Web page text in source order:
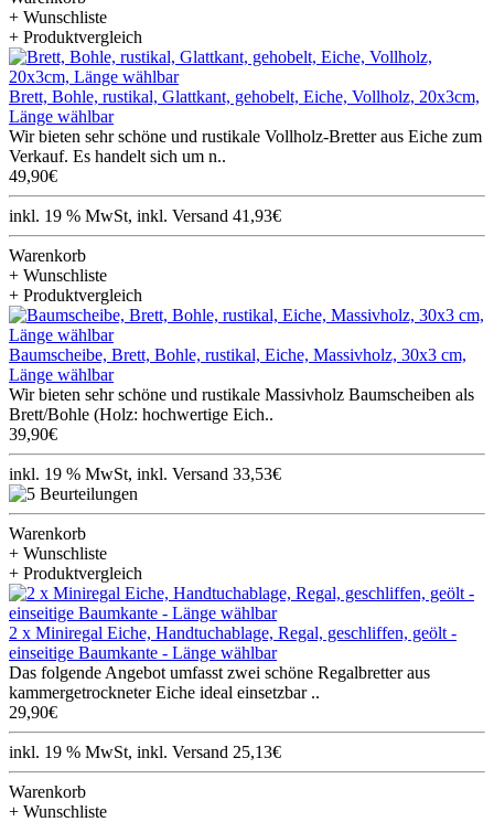
+ Wunschliste
+ Produktvergleich
Brett, Bohle, rustikal, Glattkant, gehobelt, Eiche, Vollholz, 20x3cm,
Länge wählbar
Wir bieten sehr schöne und rustikale Vollholz-Bretter aus Eiche zum
Verkauf. Es handelt sich um n..
49,90€
inkl. 19 % MwSt, inkl. Versand 41,93€
Warenkorb
+ Wunschliste
+ Produktvergleich
Baumscheibe, Brett, Bohle, rustikal, Eiche, Massivholz, 30x3 cm,
Länge wählbar
Wir bieten sehr schöne und rustikale Massivholz Baumscheiben als
Brett/Bohle (Holz: hochwertige Eich..
39,90€
inkl. 19 % MwSt, inkl. Versand 33,53€
Warenkorb
+ Wunschliste
+ Produktvergleich
2 x Miniregal Eiche, Handtuchablage, Regal, geschliffen, geölt -
einseitige Baumkante - Länge wählbar
Das folgende Angebot umfasst zwei schöne Regalbretter aus
kammergetrockneter Eiche ideal einsetzbar ..
29,90€
inkl. 19 % MwSt, inkl. Versand 25,13€
Warenkorb
+ Wunschliste